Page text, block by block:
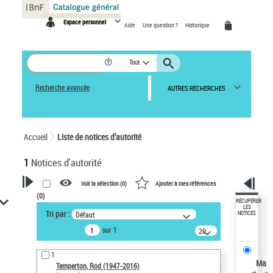
Espace personnel Aide Une question ? Historique
Tout
Recherche avancée AUTRES RECHERCHES
Accueil Liste de notices d’autorité
1 Notices d'autorité
VOTRE RECHERCHE
Recherche avancée dans les
notices d’autorité
Œuvres liées à l'auteur :
Temperton, Rod (1947-2016)
Voir la sélection (0) Ajouter à mes références
(0)
Tri par : Défaut
sur 1
20
résultats/page
1
Temperton, Rod (1947-2016)
RÉCUPÉRER
LES
NOTICES
Ma
Panneau de gestion des cookies